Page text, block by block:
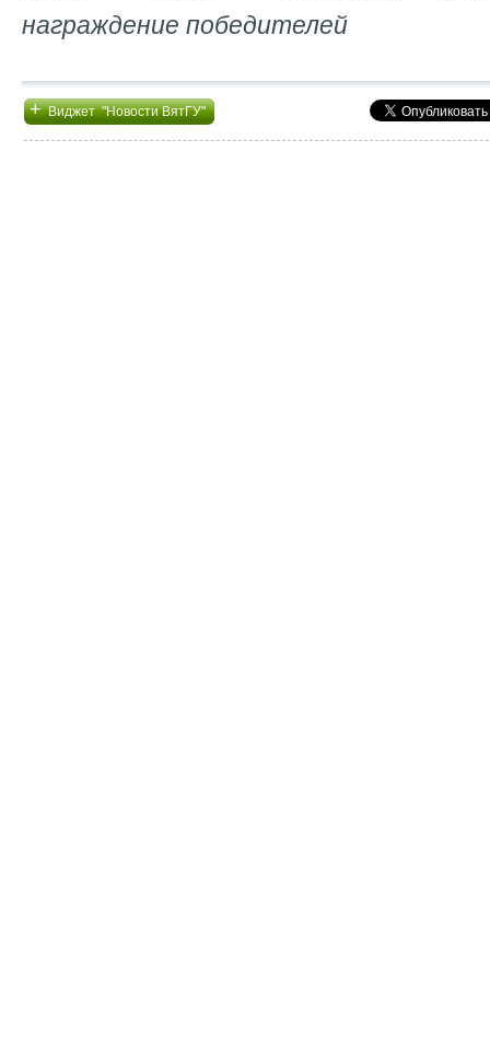
награждение победителей
+Виджет "Новости ВятГУ"